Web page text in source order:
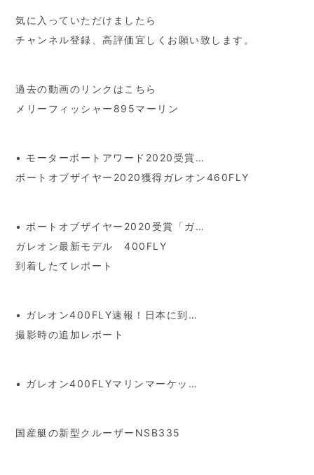
気に入っていただけましたら
チャンネル登録、高評価宜しくお願い致します。
過去の動画のリンクはこちら
メリーフィッシャー895マーリン
• モーターボートアワード2020受賞…
ボートオブザイヤー2020獲得ガレオン460FLY
• ボートオブザイヤー2020受賞「ガ…
ガレオン最新モデル 400FLY
到着したてレポート
• ガレオン400FLY速報！日本に到…
撮影時の追加レポート
• ガレオン400FLYマリンマーケッ…
国産艇の新型クルーザーNSB335